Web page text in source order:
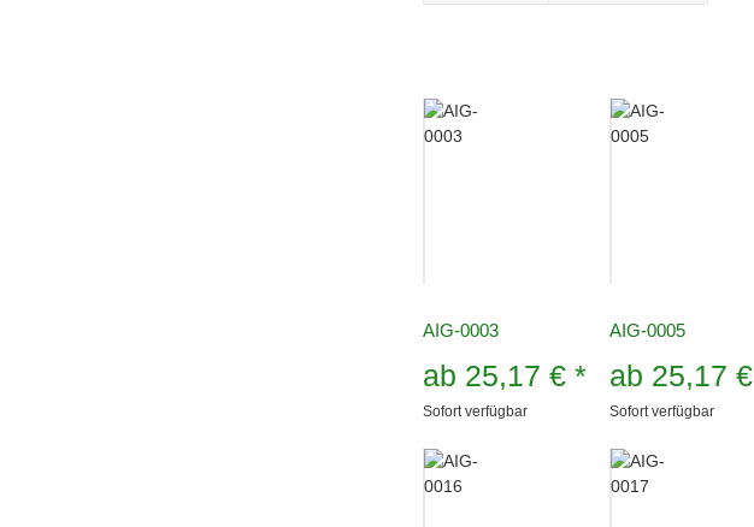
AIG-0003
ab 25,17 € *
Sofort verfügbar
AIG-0005
ab 25,17 €
Sofort verfügbar